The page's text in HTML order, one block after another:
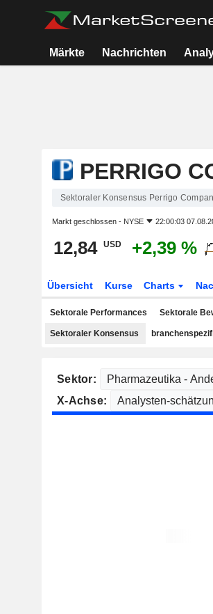
Märkte Nachrichten
PERRIGO
Sektoraler Konsensus Perrigo
Markt geschlossen - NYSE 22:00:03
12,84 USD +2,39 %
Übersicht Kurse Charts
Sektorale Performances Sektorale
Sektoraler Konsensus
Sektor:
X-Achse: